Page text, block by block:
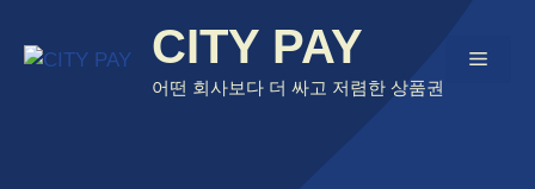
content
CITY PAY
어떤 회사보다 더 싸고 저렴한 상품권
Menu